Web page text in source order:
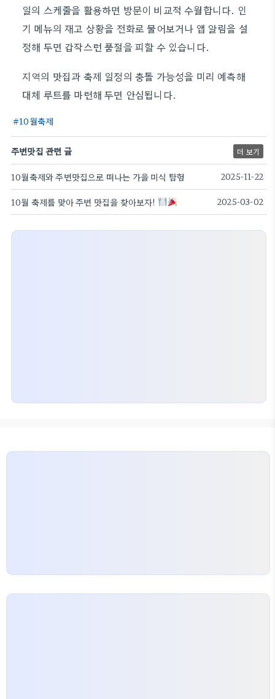
일의 스케줄을 활용하면 방문이 비교적 수월합니다. 인
기 메뉴의 재고 상황을 전화로 물어보거나 앱 알림을 설
정해 두면 갑작스런 품절을 피할 수 있습니다.
지역의 맛집과 축제 일정의 충돌 가능성을 미리 예측해
대체 루트를 마련해 두면 안심됩니다.
10월축제
주변맛집 관련 글 더 보기
10월축제와 주변맛집으로 떠나는 가을 미식 탐험 2025-11-22
10월 축제를 맞아 주변 맛집을 찾아보자! 2025-03-02